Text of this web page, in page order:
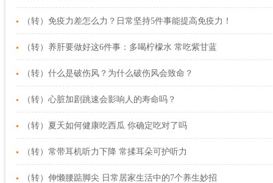
（转）免疫力差怎么力？日常坚持5件事能提高免疫力！
（转）养肝要做好这6件事：多喝柠檬水 常吃紫甘蓝
（转）什么是破伤风？为什么破伤风会致命？
（转）心脏加剧跳速会影响人的寿命吗？
（转）夏天如何健康吃西瓜 你确定吃对了吗
（转）常带耳机听力下降 常揉耳朵可护听力
（转）伸懒腰踮脚尖 日常居家生活中的7个养生妙招